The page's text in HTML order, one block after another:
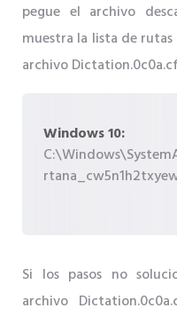
pegue el archivo
muestra la lista de
archivo
Windows 10:
Si los pasos no
archivo